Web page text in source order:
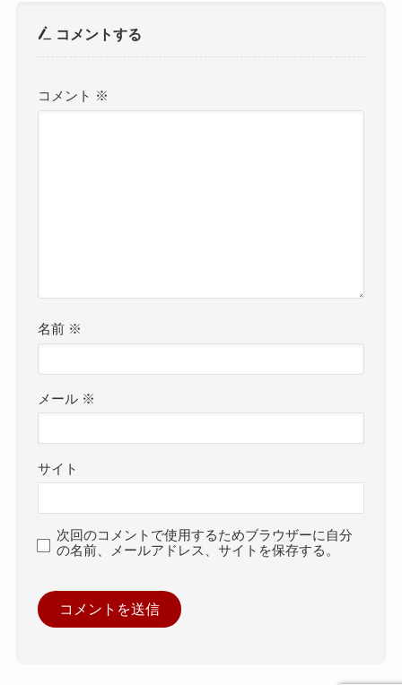
コメントする
コメント ※
名前 ※
メール ※
サイト
次回のコメントで使用するためブラウザーに自分
の名前、メールアドレス、サイトを保存する。